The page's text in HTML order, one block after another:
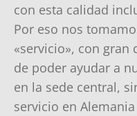
con esta calidad
Por eso nos
«servicio», con gran
de poder ayudar a
en la sede central,
servicio en